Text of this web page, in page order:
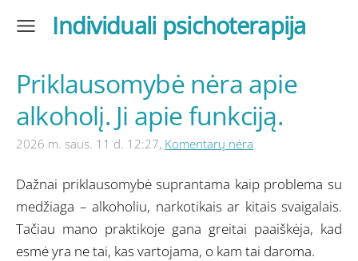
Individuali psichoterapija
Priklausomybė nėra apie
alkoholį. Ji apie funkciją.
2026 m. saus. 11 d. 12:27, Komentarų nėra
Dažnai priklausomybė suprantama kaip problema su
medžiaga – alkoholiu, narkotikais ar kitais svaigalais.
Tačiau mano praktikoje gana greitai paaiškėja, kad
esmė yra ne tai, kas vartojama, o kam tai daroma.